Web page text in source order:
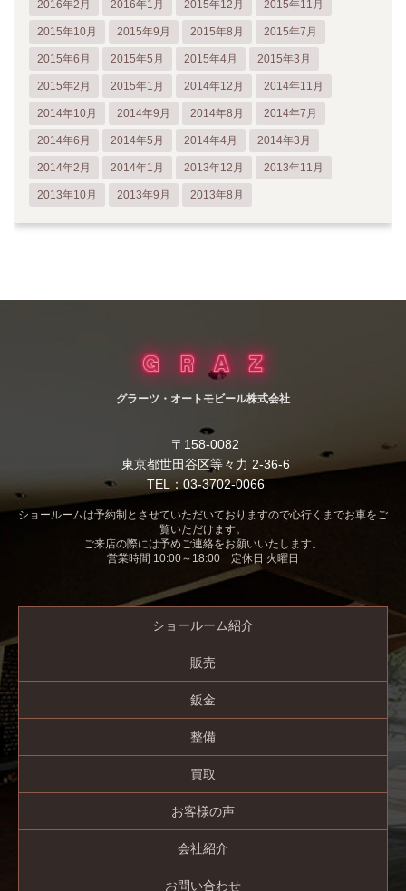
2016年2月 2016年1月 2015年12月 2015年11月
2015年10月 2015年9月 2015年8月 2015年7月
2015年6月 2015年5月 2015年4月 2015年3月
2015年2月 2015年1月 2014年12月 2014年11月
2014年10月 2014年9月 2014年8月 2014年7月
2014年6月 2014年5月 2014年4月 2014年3月
2014年2月 2014年1月 2013年12月 2013年11月
2013年10月 2013年9月 2013年8月
グラーツ・オートモビール株式会社
〒158-0082
東京都世田谷区等々力 2-36-6
TEL：03-3702-0066
ショールームは予約制とさせていただいておりますので心行くまでお車をご
覧いただけます。
ご来店の際には予めご連絡をお願いいたします。
営業時間 10:00～18:00 定休日 火曜日
ショールーム紹介
販売
鈑金
整備
買取
お客様の声
会社紹介
お問い合わせ